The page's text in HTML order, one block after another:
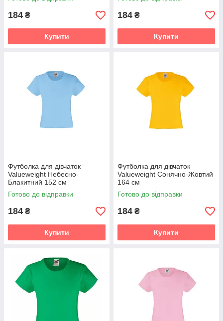
184 ₴
Купити
184 ₴
Купити
Футболка для дівчаток
Valueweight Небесно-
Блакитний 152 см
Готово до відправки
184 ₴
Купити
Футболка для дівчаток
Valueweight Сонячно-Жовтий
164 см
Готово до відправки
184 ₴
Купити